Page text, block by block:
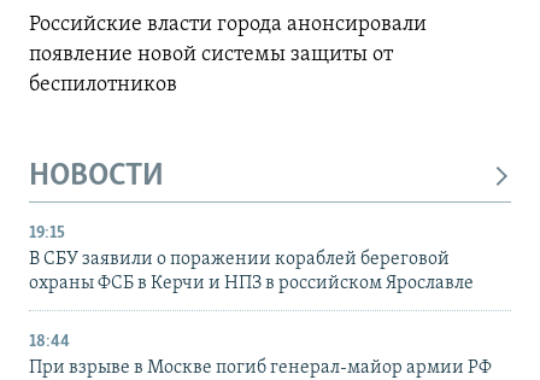
Российские власти города анонсировали
появление новой системы защиты от
беспилотников
НОВОСТИ
19:15
В СБУ заявили о поражении кораблей береговой
охраны ФСБ в Керчи и НПЗ в российском Ярославле
18:44
При взрыве в Москве погиб генерал-майор армии РФ